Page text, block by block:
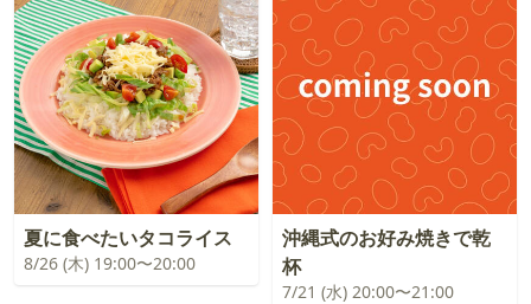
夏に食べたいタコライス
8/26 (木) 19:00〜20:00
沖縄式のお好み焼きで乾
杯
7/21 (水) 20:00〜21:00